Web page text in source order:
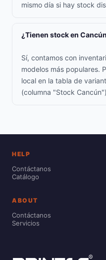
mismo día si hay stock
¿Tienen stock en
Sí, contamos con
modelos más populares.
local en la tabla de
(columna "Stock
HELP
Contáctanos
Catálogo
ABOUT
Contáctanos
Servicios